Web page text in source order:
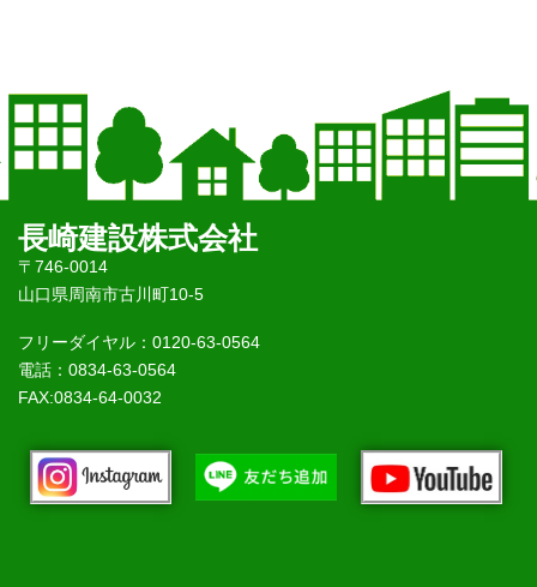
長崎建設株式会社
〒746-0014
山口県周南市古川町10-5
フリーダイヤル：0120-63-0564
電話：0834-63-0564
FAX:0834-64-0032